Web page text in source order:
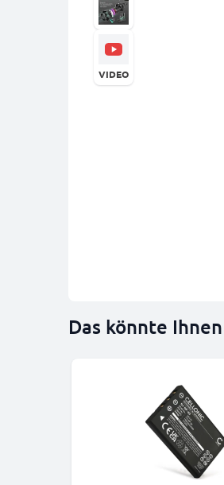
VIDEO
Das könnte